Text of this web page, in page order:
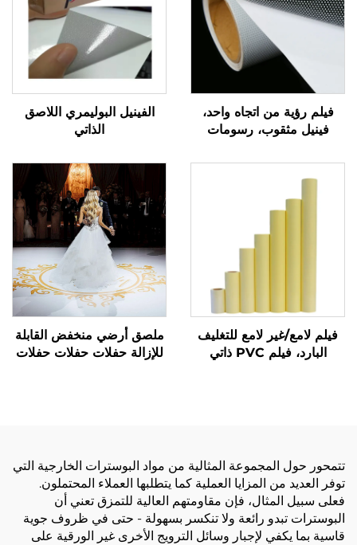
فيلم رؤية من اتجاه واحد،
فينيل مثقوب، رسومات
مثقوبة
الفينيل البوليمري اللاصق
الذاتي
فيلم لامع/غير لامع للتغليف
البارد، فيلم PVC ذاتي
ملصق أرضي منخفض القابلة
للإزالة حفلات حفلات حفلات
تتمحور حول المجموعة المثالية من مواد البوسترات الخارجية التي
توفر العديد من المزايا العملية كما يتطلبها العملاء المحتملون.
فعلى سبيل المثال، فإن مقاومتهم العالية للتمزق تعني أن
البوسترات تبدو رائعة ولا تنكسر بسهولة - حتى في ظروف جوية
قاسية بما يكفي لإجبار وسائل الترويج الأخرى غير الورقية على